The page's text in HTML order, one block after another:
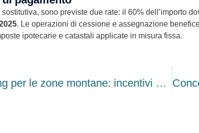
sono previste due rate: il 60% dell’importo
. Le operazioni di cessione e assegnazione
ipotecarie e catastali applicate in misura fissa.
Bonus Smart Working per le zone montane: incentivi al via dal 2026